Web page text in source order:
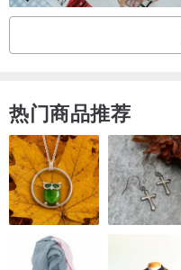
热门商品推荐